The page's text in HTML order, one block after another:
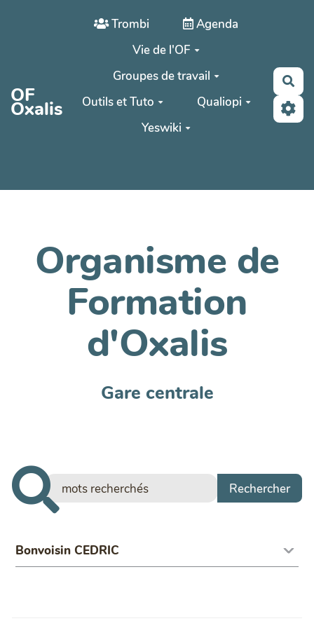
Aller au contenu principal
OF
Oxalis
Trombi
Agenda
Vie de l'OF
Groupes de travail
Outils et Tuto
Qualiopi
Yeswiki
Organisme de
Formation
d'Oxalis
Gare centrale
Bonvoisin CEDRIC